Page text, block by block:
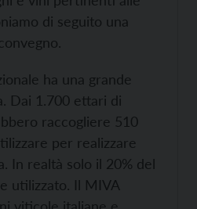
di seguito una
ha una grande
Dai 1.700 ettari di
raccogliere 510
per realizzare
In realtà solo il 20% del
utilizzato. Il MIVA